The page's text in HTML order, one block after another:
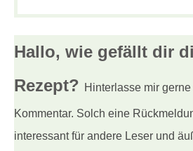
Hallo, wie gefällt dir
Rezept? Hinterlasse mir
Kommentar. Solch eine
interessant für andere Leser und